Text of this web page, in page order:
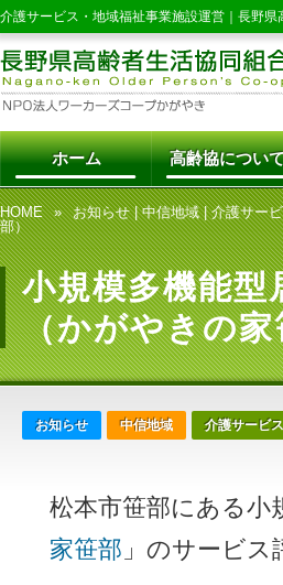
介護サービス・地域福祉事業施設運営｜ 長野県
ホーム 高齢協につい
HOME お知らせ|中信地域|介護サー
部）
小規模多機能型
（かがやきの家
お知らせ 中信地域 介護サービス
松本市笹部にある小
家笹部 」のサービ